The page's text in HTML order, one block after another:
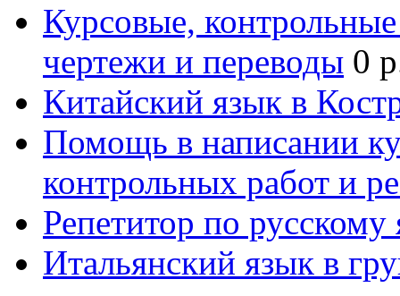
Курсовые,
чертежи и переводы 0
Китайский язык в
Помощь в написании
контрольных работ и
Репетитор по русскому
Итальянский язык в